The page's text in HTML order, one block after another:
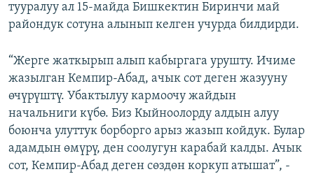
тууралуу ал 15-майда Бишкектин Биринчи май
райондук сотуна алынып келген учурда билдирди.
“Жерге жаткырып алып кабыргага урушту. Ичиме
жазылган Кемпир-Абад, ачык сот деген жазууну
өчүрүштү. Убактылуу кармоочу жайдын
начальниги күбө. Биз Кыйноолорду алдын алуу
боюнча улуттук борборго арыз жазып койдук. Булар
адамдын өмүрү, ден соолугун карабай калды. Ачык
сот, Кемпир-Абад деген сөздөн коркуп атышат”, -